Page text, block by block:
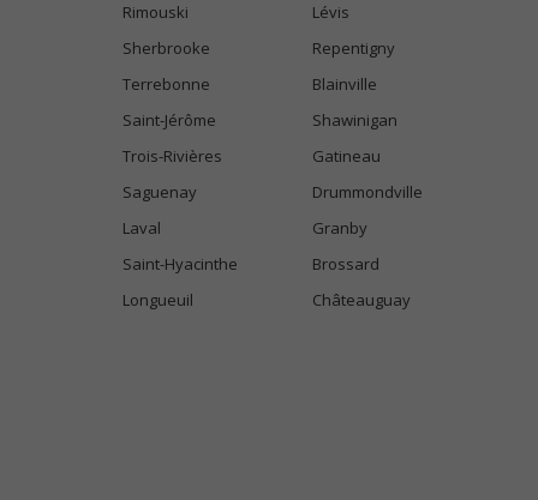
Rimouski
Lévis
Sherbrooke
Repentigny
Terrebonne
Blainville
Saint-Jérôme
Shawinigan
Trois-Rivières
Gatineau
Saguenay
Drummondville
Laval
Granby
Saint-Hyacinthe
Brossard
Longueuil
Châteauguay